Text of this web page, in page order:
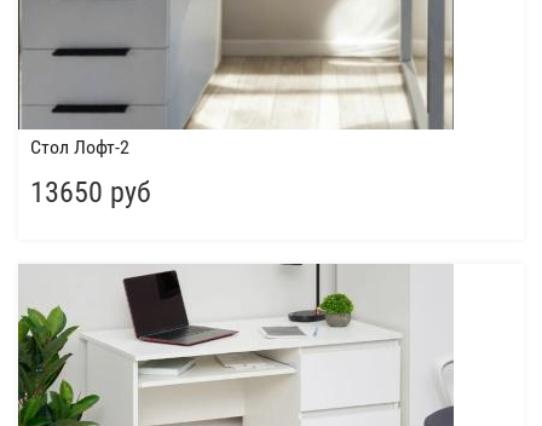
Стол Лофт-2
13650 руб